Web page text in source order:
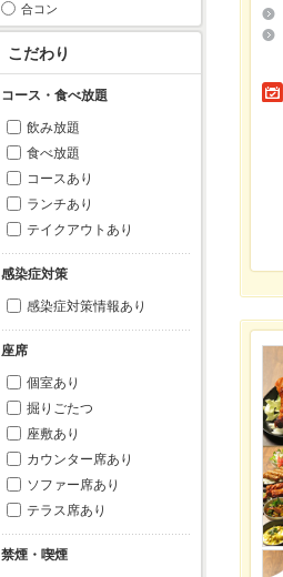
合コン
こだわり
コース・食べ放題
飲み放題
食べ放題
コースあり
ランチあり
テイクアウトあり
感染症対策
感染症対策情報あり
座席
個室あり
掘りごたつ
座敷あり
カウンター席あり
ソファー席あり
テラス席あり
禁煙・喫煙